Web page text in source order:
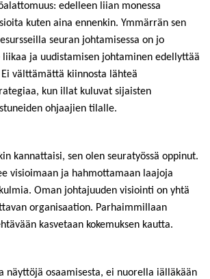
edelleen liian monessa
kuten aina ennenkin. Ymmärrän sen
seuran johtamisessa on jo
ja uudistamisen johtaminen edellyttää
välttämättä kiinnosta lähteä
kun illat kuluvat sijaisten
ohjaajien tilalle.
kannattaisi, sen olen seuratyössä oppinut.
visioimaan ja hahmottamaan laajoja
Oman johtajuuden visiointi on yhtä
organisaation. Parhaimmillaan
kasvetaan kokemuksen kautta.
näyttöjä osaamisesta, ei nuorella iälläkään